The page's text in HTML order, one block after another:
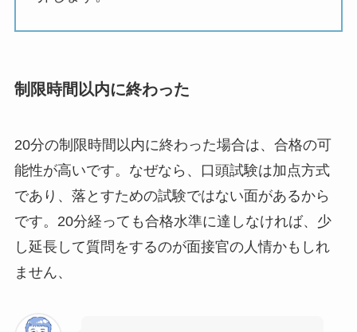
制限時間以内に終わった
20分の制限時間以内に終わった場合は、合格の可
能性が高いです。なぜなら、口頭試験は加点方式
であり、落とすための試験ではない面があるから
です。20分経っても合格水準に達しなければ、少
し延長して質問をするのが面接官の人情かもしれ
ません、